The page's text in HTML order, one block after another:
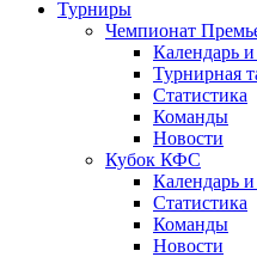
Турниры
Чемпионат
Календарь и
Турнирная
Статистика
Команды
Новости
Кубок КФС
Календарь и
Статистика
Команды
Новости